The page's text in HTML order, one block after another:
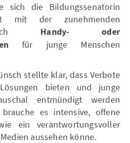
sich die Bildungssenatorin
mit der zunehmenden
Handy‑ oder
für junge Menschen
stellte klar, dass Verbote
bieten und junge
entmündigt werden
es intensive, offene
ein verantwortungsvoller
aussehen könne.